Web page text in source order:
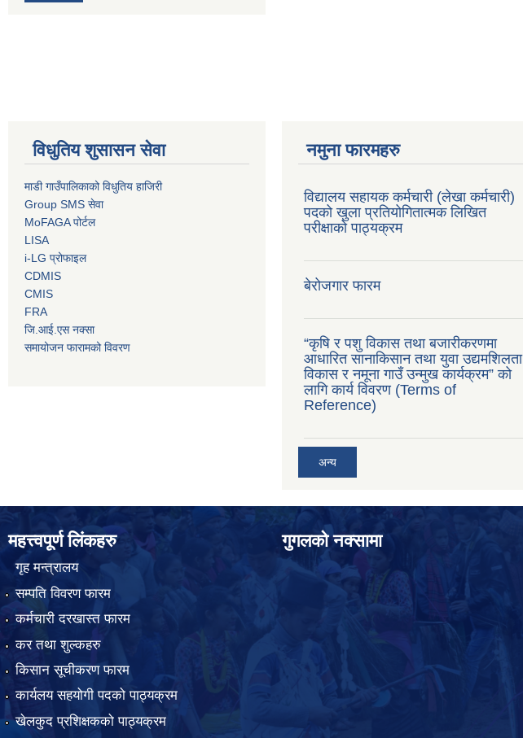
विधुतिय शुसासन सेवा
माडी गाउँपालिकाको विधुतिय हाजिरी
Group SMS सेवा
MoFAGA पोर्टल
LISA
i-LG प्रोफाइल
CDMIS
CMIS
FRA
जि.आई.एस नक्सा
समायोजन फारामको विवरण
नमुना फारमहरु
विद्यालय सहायक कर्मचारी (लेखा कर्मचारी)
पदको खुला प्रतियोगितात्मक लिखित
परीक्षाको पाठ्यक्रम
बेरोजगार फारम
“कृषि र पशु विकास तथा बजारीकरणमा
आधारित सानाकिसान तथा युवा उद्यमशिलता
विकास र नमूना गाउँ उन्मुख कार्यक्रम” को
लागि कार्य विवरण (Terms of
Reference)
अन्य
महत्त्वपूर्ण लिंकहरु
गृह मन्त्रालय
सम्पति विवरण फारम
कर्मचारी दरखास्त फारम
कर तथा शुल्कहरु
किसान सूचीकरण फारम
कार्यलय सहयोगी पदको पाठ्यक्रम
खेलकुद प्रशिक्षकको पाठ्यक्रम
गुगलको नक्सामा